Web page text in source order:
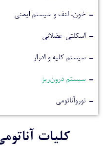
خون، لنف و سیستم ایمنی
اسکلتی-عضلانی
سیستم کلیه و ادرار
سیستم درون‌ریز
نوروآناتومی
کلیات